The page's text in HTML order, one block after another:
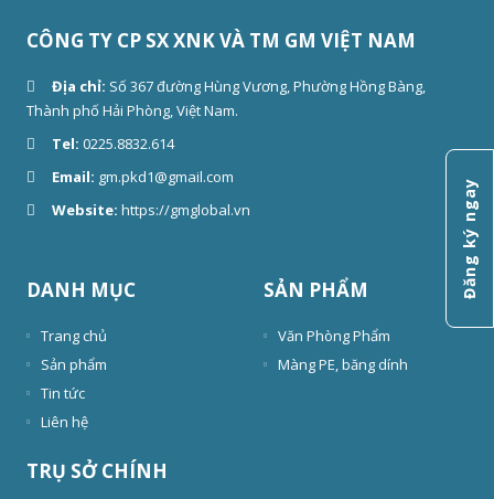
CÔNG TY CP SX XNK VÀ TM GM VIỆT NAM
Địa chỉ: Số 367 đường Hùng Vương, Phường Hồng Bàng,
Thành phố Hải Phòng, Việt Nam.
Tel: 0225.8832.614
Email: gm.pkd1@gmail.com
Website: https://gmglobal.vn
DANH MỤC
Trang chủ
Sản phẩm
Tin tức
Liên hệ
SẢN PHẨM
Văn Phòng Phẩm
Màng PE, băng dính
TRỤ SỞ CHÍNH
Đăng ký ngay